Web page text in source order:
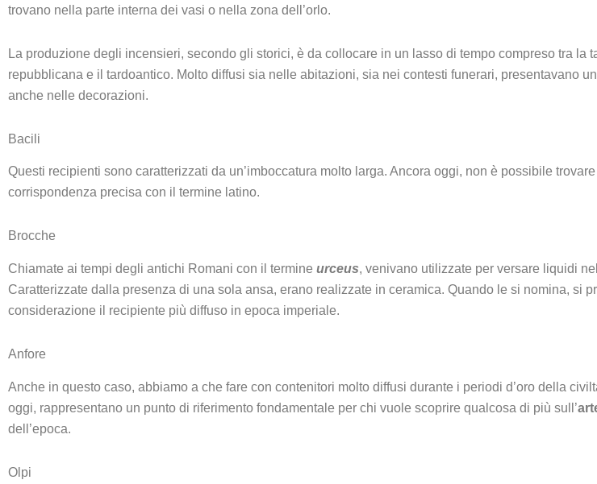
trovano nella parte interna dei vasi o nella zona dell’orlo.
La produzione degli incensieri, secondo gli storici, è da collocare in un lasso di tempo compreso tra la
repubblicana e il tardoantico. Molto diffusi sia nelle abitazioni, sia nei contesti funerari, presentavano
anche nelle decorazioni.
Bacili
Questi recipienti sono caratterizzati da un’imboccatura molto larga. Ancora oggi, non è possibile
corrispondenza precisa con il termine latino.
Brocche
Chiamate ai tempi degli antichi Romani con il termine urceus, venivano utilizzate per versare liquidi
Caratterizzate dalla presenza di una sola ansa, erano realizzate in ceramica. Quando le si nomina, si
considerazione il recipiente più diffuso in epoca imperiale.
Anfore
Anche in questo caso, abbiamo a che fare con contenitori molto diffusi durante i periodi d’oro della
oggi, rappresentano un punto di riferimento fondamentale per chi vuole scoprire qualcosa di più sull’
dell’epoca.
Olpi